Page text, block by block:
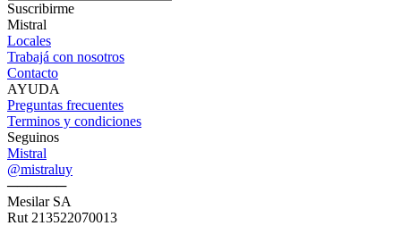
Suscribirme
Mistral
Locales
Trabajá con nosotros
Contacto
AYUDA
Preguntas frecuentes
Terminos y condiciones
Seguinos
Mistral
@mistraluy
──────
Mesilar SA
Rut 213522070013